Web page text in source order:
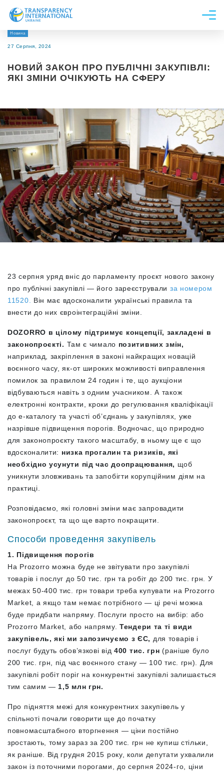
Про нас
Дослідження
Долучитися
Новина
27 Серпня, 2024
НОВИЙ ЗАКОН ПРО ПУБЛІЧНІ ЗАКУПІВЛІ:
ЯКІ ЗМІНИ ОЧІКУЮТЬ НА СФЕРУ
23 серпня уряд вніс до парламенту проєкт нового закону
про публічні закупівлі — його зареєстрували за номером
11520.
Він має вдосконалити українські правила та
внести до них євроінтеграційні зміни.
DOZORRO в цілому підтримує концепції, закладені в
законопроєкті. Там є чимало позитивних змін,
наприклад, закріплення в законі найкращих новацій
воєнного часу, як-от широких можливості виправлення
помилок за правилом 24 годин і те, що аукціони
відбуваються навіть з одним учасником. А також
електронні контракти, кроки до регулювання кваліфікації
до е-каталогу та участі об’єднань у закупівлях, уже
назрівше підвищення порогів. Водночас, що природно
для законопроєкту такого масштабу, в ньому ще є що
вдосконалити: низка прогалин та ризиків, які
необхідно усунути під час доопрацювання, щоб
уникнути зловживань та запобігти корупційним діям на
практиці.
Розповідаємо, які головні зміни має запровадити
законопроєкт, та що ще варто покращити.
Способи проведення закупівель
1. Підвищення порогів
На Prozorro можна буде не звітувати про закупівлі
товарів і послуг до 50 тис. грн та робіт до 200 тис. грн. У
межах 50-400 тис. грн товари треба купувати на Prozorro
Market, а якщо там немає потрібного — ці речі можна
буде придбати напряму. Послуги просто на вибір: або
Prozorro Market, або напряму. Тендери та ті види
закупівель, які ми запозичуємо з ЄС, для товарів і
послуг будуть обов’язкові від 400 тис. грн(раніше було
200 тис. грн, під час воєнного стану — 100 тис. грн). Для
закупівлі робіт поріг на конкурентні закупівлі залишається
тим самим — 1,5 млн грн.
Про підняття межі для конкурентних закупівель у
спільноті почали говорити ще до початку
повномасштабного вторгнення — ціни постійно
зростають, тому зараз за 200 тис. грн не купиш стільки,
як раніше. Від грудня 2015 року, коли депутати ухвалили
закон із поточними порогами, до серпня 2024-го, ціни